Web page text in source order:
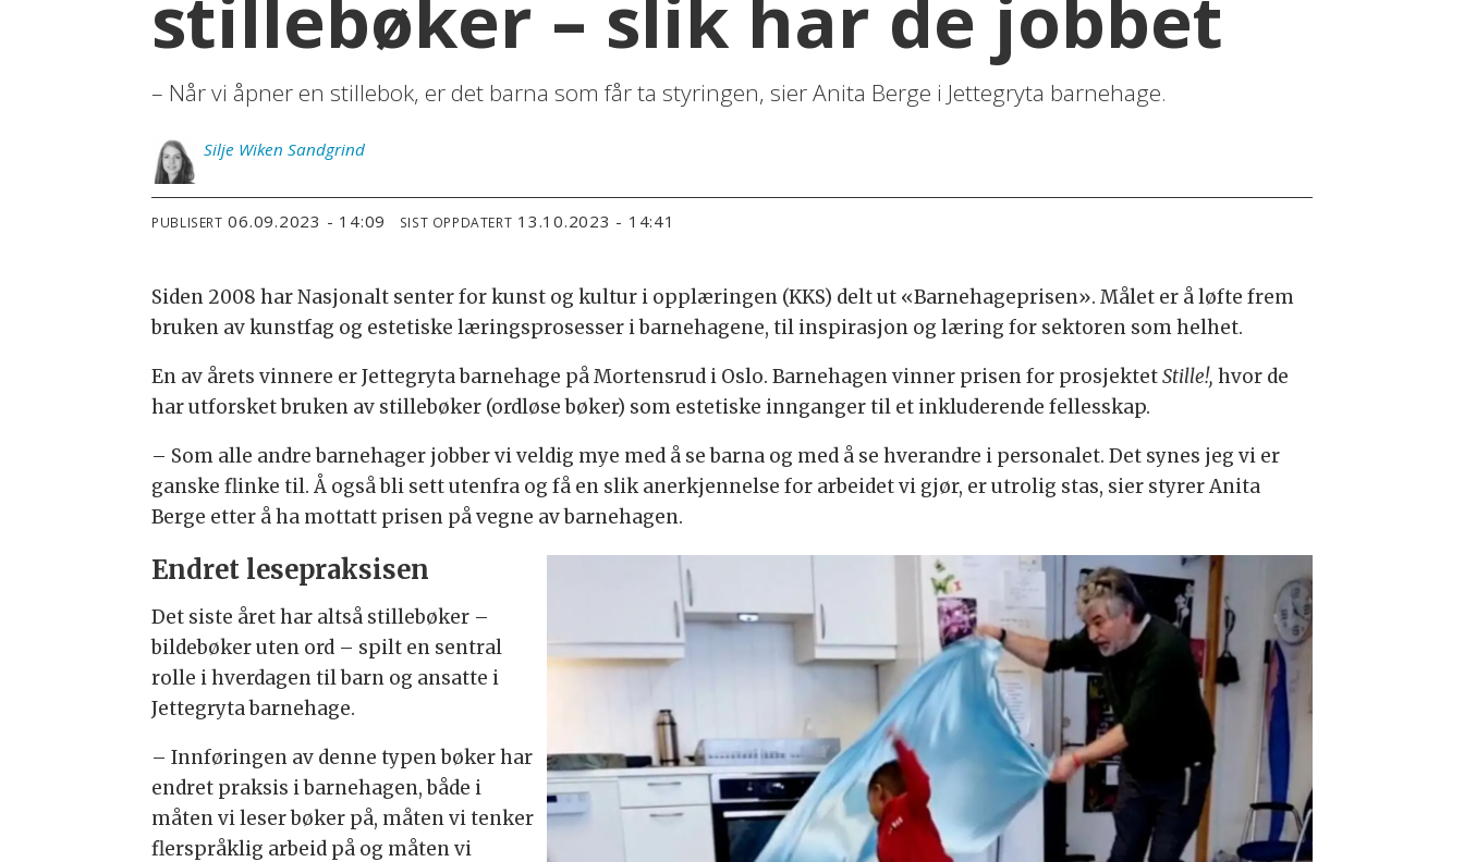
stillebøker – slik har de jobbet
– Når vi åpner en stillebok, er det barna som får ta styringen, sier Anita Berge i Jettegryta barnehage.
Silje Wiken Sandgrind
PUBLISERT 06.09.2023 - 14:09 SIST OPPDATERT 13.10.2023 - 14:41
Siden 2008 har Nasjonalt senter for kunst og kultur i opplæringen (KKS) delt ut «Barnehageprisen». Målet er å løfte frem
bruken av kunstfag og estetiske læringsprosesser i barnehagene, til inspirasjon og læring for sektoren som helhet.
En av årets vinnere er Jettegryta barnehage på Mortensrud i Oslo. Barnehagen vinner prisen for prosjektetStille!, hvor de
har utforsket bruken av stillebøker (ordløse bøker) som estetiske innganger til et inkluderende fellesskap.
– Som alle andre barnehager jobber vi veldig mye med å se barna og med å se hverandre i personalet. Det synes jeg vi er
ganske flinke til. Å også bli sett utenfra og få en slik anerkjennelse for arbeidet vi gjør, er utrolig stas, sier styrer Anita
Berge etter å ha mottatt prisen på vegne av barnehagen.
Endret lesepraksisen
Det siste året har altså stillebøker –
bildebøker uten ord – spilt en sentral
rolle i hverdagen til barn og ansatte i
Jettegryta barnehage.
– Innføringen av denne typen bøker har
endret praksis i barnehagen, både i
måten vi leser bøker på, måten vi tenker
flerspråklig arbeid på og måten vi